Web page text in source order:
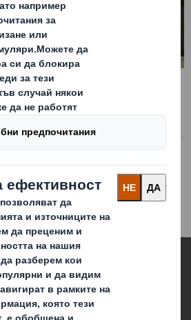
Палети от велпапе
на по-високо
се свят